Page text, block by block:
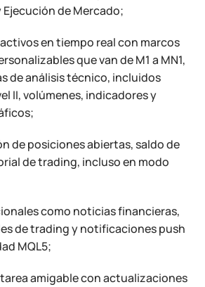
de Mercado;
en tiempo real con marcos
que van de M1 a MN1,
de análisis técnico, incluidos
II, volúmenes, indicadores y
de posiciones abiertas, saldo de
de trading, incluso en modo
como noticias financieras,
de trading y notificaciones push
MQL5;
amigable con actualizaciones